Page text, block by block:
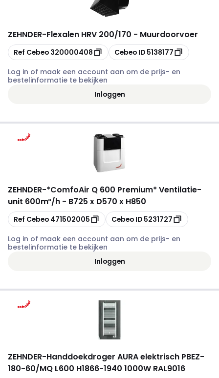
ZEHNDER-Flexalen HRV 200/170 - Muurdoorvoer
Kopiëren
Ref Cebeo 320000408 Kopiëren
Cebeo ID 5138177
Log in of maak een account aan om de prijs- en
bestelinformatie te bekijken
Inloggen
ZEHNDER-*ComfoAir Q 600 Premium* Ventilatie-
unit 600m³/h - B725 x D570 x H850
Kopiëren
Ref Cebeo 471502005 Kopiëren
Cebeo ID 5231727
Log in of maak een account aan om de prijs- en
bestelinformatie te bekijken
Inloggen
ZEHNDER-Handdoekdroger AURA elektrisch PBEZ-
180-60/MQ L600 H1866-1940 1000W RAL9016